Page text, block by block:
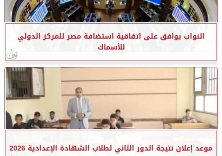
النواب يوافق على اتفاقية استضافة مصر للمركز الدولي
للأسماك
موعد إعلان نتيجة الدور الثاني لطلاب الشهادة الإعدادية 2026